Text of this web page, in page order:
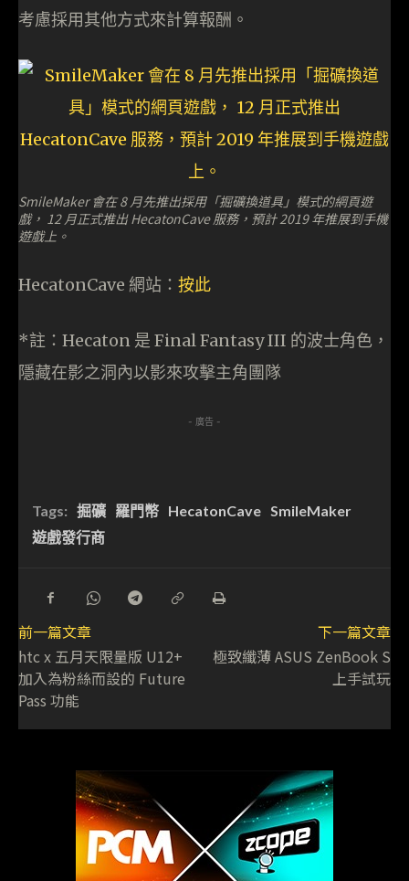
考慮採用其他方式來計算報酬。
SmileMaker 會在 8 月先推出採用「掘礦換道具」模式的網頁遊
戲， 12 月正式推出 HecatonCave 服務，預計 2019 年推展到手機
遊戲上。
HecatonCave 網站： 按此
*註：Hecaton 是 Final Fantasy III 的波士角色，
隱藏在影之洞內以影來攻擊主角團隊
- 廣告 -
Tags: 掘礦 羅門幣 HecatonCave SmileMaker
遊戲發行商
前一篇文章
htc x 五月天限量版 U12+
加入為粉絲而設的 Future
Pass 功能
下一篇文章
極致纖薄 ASUS ZenBook S
上手試玩